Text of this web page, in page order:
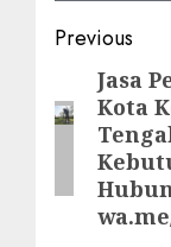
Post
Previous
Previous
post:
Jasa
Kota